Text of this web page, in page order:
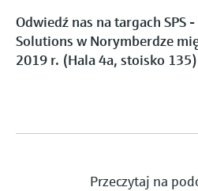
Odwiedź nas na targach SPS
Solutions w Norymberdze
2019 r. (Hala 4a, stoisko
Przeczytaj na